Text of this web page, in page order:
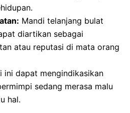
Mandi telanjang bulat
diartikan sebagai
atau reputasi di mata orang
ini dapat mengindikasikan
sedang merasa malu
hal.